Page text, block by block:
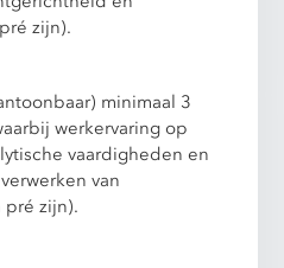
zijn).
minimaal 3
werkervaring op
vaardigheden en
van
pré zijn).